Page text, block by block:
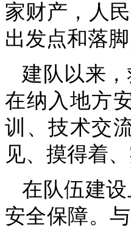
家财产，人
出发点和落
建队以来
在纳入地方
训、技术交
见、摸得着
在队伍建
安全保障。